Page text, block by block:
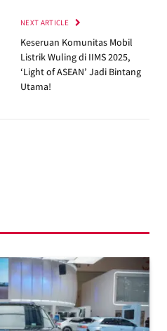
NEXT ARTICLE
Keseruan Komunitas Mobil
Listrik Wuling di IIMS 2025,
‘Light of ASEAN’ Jadi Bintang
Utama!